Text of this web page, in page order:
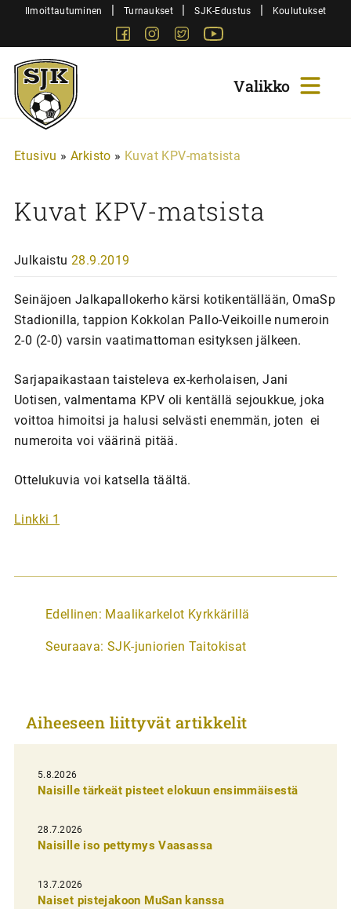
SiirryIlmoittautuminen | Turnaukset | SJK-Edustus | Koulutukset
FacebookInstagram
Twitter
Sjk-
Juniorit
Etusivu » Arkisto » Kuvat KPV-matsista
Kuvat KPV-matsista
Julkaistu 28.9.2019
Seinäjoen Jalkapallokerho kärsi kotikentällään, OmaSp
Stadionilla, tappion Kokkolan Pallo-Veikoille numeroin
2-0 (2-0) varsin vaatimattoman esityksen jälkeen.
Sarjapaikastaan taisteleva ex-kerholaisen, Jani
Uotisen, valmentama KPV oli kentällä sejoukkue, joka
voittoa himoitsi ja halusi selvästi enemmän, joten ei
numeroita voi väärinä pitää.
Ottelukuvia voi katsella täältä.
Linkki 1
A
t
k
e
l
i
e
n
e
Edellinen: Maalikarkelot Kyrkkärillä
Seuraava: SJK-juniorien Taitokisat
Aiheeseen liittyvät artikkelit
5.8.2026
Naisille tärkeät pisteet elokuun ensimmäisestä
28.7.2026
Naisille iso pettymys Vaasassa
13.7.2026
Naiset pistejakoon MuSan kanssa